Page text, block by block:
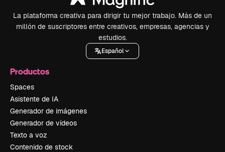
La plataforma creativa para dirigir tu mejor trabajo. Más de un
millón de suscriptores entre creativos, empresas, agencias y
estudios.
Español
Productos
Spaces
Asistente de IA
Generador de imágenes
Generador de vídeos
Texto a voz
Contenido de stock